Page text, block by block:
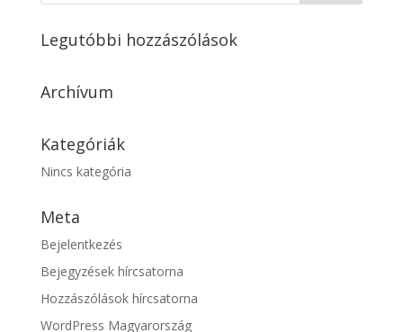
Legutóbbi hozzászólások
Archívum
Kategóriák
Nincs kategória
Meta
Bejelentkezés
Bejegyzések hírcsatorna
Hozzászólások hírcsatorna
WordPress Magyarország